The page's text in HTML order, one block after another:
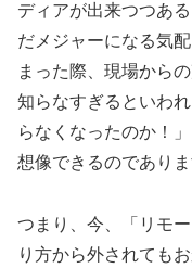
ディアが出来つつあ
だメジャーになる気
まった際、現場から
知らなすぎるといわ
らなくなったのか！
想像できるのでありま
つまり、今、「リモ
り方から外されても